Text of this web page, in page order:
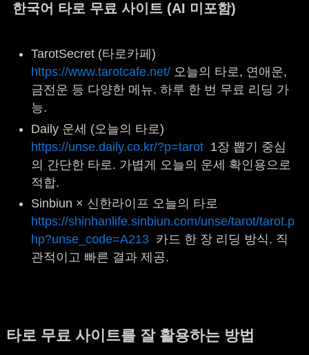
한국어 타로 무료 사이트 (AI 미포함)
TarotSecret (타로카페)
https://www.tarotcafe.net/오늘의 타로, 연애운,
금전운 등 다양한 메뉴. 하루 한 번 무료 리딩 가
능.
Daily 운세 (오늘의 타로)
https://unse.daily.co.kr/?p=tarot 1장 뽑기 중심
의 간단한 타로. 가볍게 오늘의 운세 확인용으로
적합.
Sinbiun × 신한라이프 오늘의 타로
https://shinhanlife.sinbiun.com/unse/tarot/tarot.p
hp?unse_code=A213 카드 한 장 리딩 방식. 직
관적이고 빠른 결과 제공.
타로 무료 사이트를 잘 활용하는 방법